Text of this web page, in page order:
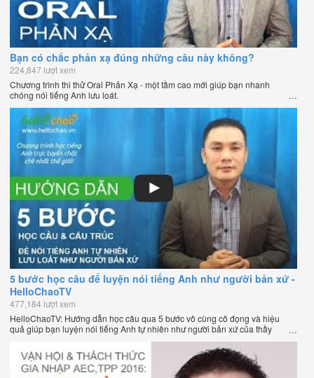
Bạn có chắc phản xạ đúng những câu này không?
224,847 lượt xem
Chương trình thi thử Oral Phản Xạ - một tầm cao mới giúp bạn nhanh
chóng nói tiếng Anh lưu loát.
5 bước học câu để luyện nói tiếng Anh như người bản xứ -
HelloChaoTV
477,184 lượt xem
HelloChaoTV: Hướng dẫn học câu qua 5 bước vô cùng cô đọng và hiệu
quả giúp bạn luyện nói tiếng Anh tự nhiên như người bản xứ của thầy
Phạm Việt Thắng, đồng sáng lập HelloChao.vn - Chương trình dạy tiếng
Anh trực tuyến chặt chẽ nhất thế giới.